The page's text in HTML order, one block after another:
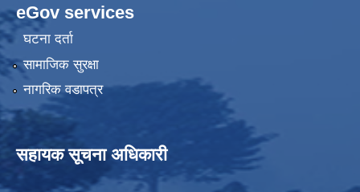
eGov services
घटना दर्ता
सामाजिक सुरक्षा
नागरिक वडापत्र
सहायक सूचना अधिकारी